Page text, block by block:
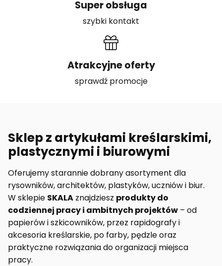
Super obsługa
szybki kontakt
Atrakcyjne oferty
sprawdź promocje
Sklep z artykułami kreślarskimi,
plastycznymi i biurowymi
Oferujemy starannie dobrany asortyment dla
rysowników, architektów, plastyków, uczniów i biur.
W sklepie SKALA znajdziesz produkty do
codziennej pracy i ambitnych projektów – od
papierów i szkicowników, przez rapidografy i
akcesoria kreślarskie, po farby, pędzle oraz
praktyczne rozwiązania do organizacji miejsca
pracy.